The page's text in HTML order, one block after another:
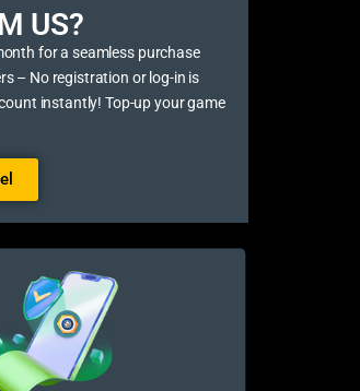
US?​
for a seamless purchase
– No registration or log-in is
instantly! Top-up your game